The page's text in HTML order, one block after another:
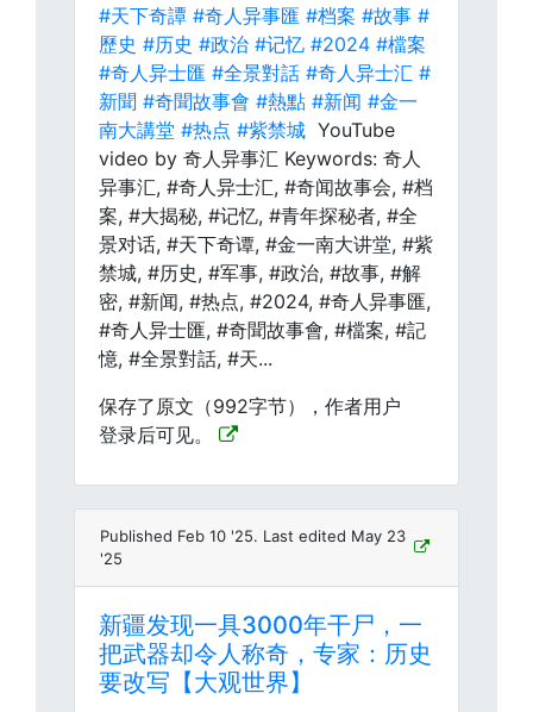
#天下奇譚 #奇人异事匯 #档案 #故事 #
歷史 #历史 #政治 #记忆 #2024 #檔案
#奇人异士匯 #全景對話 #奇人异士汇 #
新聞 #奇聞故事會 #熱點 #新闻 #金一
南大講堂 #热点 #紫禁城 YouTube
video by 奇人异事汇 Keywords: 奇人
异事汇, #奇人异士汇, #奇闻故事会, #档
案, #大揭秘, #记忆, #青年探秘者, #全
景对话, #天下奇谭, #金一南大讲堂, #紫
禁城, #历史, #军事, #政治, #故事, #解
密, #新闻, #热点, #2024, #奇人异事匯,
#奇人异士匯, #奇聞故事會, #檔案, #記
憶, #全景對話, #天...
保存了原文（992字节），作者用户
登录后可见。
Published Feb 10 '25. Last edited May 23
'25
新疆发现一具3000年干尸，一
把武器却令人称奇，专家：历史
要改写【大观世界】